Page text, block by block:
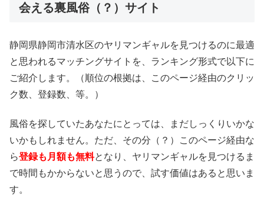
会える裏風俗（？）サイト
静岡県静岡市清水区のヤリマンギャルを見つけるのに最適
と思われるマッチングサイトを、ランキング形式で以下に
ご紹介します。（順位の根拠は、このページ経由のクリッ
ク数、登録数、等。）
風俗を探していたあなたにとっては、まだしっくりいかな
いかもしれません。ただ、その分（？）このページ経由な
ら登録も月額も無料となり、ヤリマンギャルを見つけるま
で時間もかからないと思うので、試す価値はあると思いま
す。